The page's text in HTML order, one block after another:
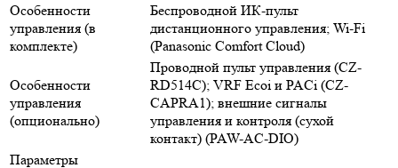
Особенности
управления (в
комплекте)
Беспроводной ИК-пульт
дистанционного управления; Wi-Fi
(Panasonic Comfort Cloud)
Особенности
управления
(опционально)
Проводной пульт управления (CZ-
RD514C); VRF Ecoi и PACi (CZ-
CAPRA1); внешние сигналы
управления и контроля (сухой
контакт) (PAW-AC-DIO)
Параметры